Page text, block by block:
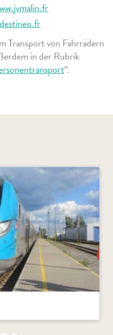
Transport von Fahrrädern
in der Rubrik
“.